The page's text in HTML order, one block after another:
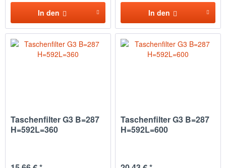
In den In den
Taschenfilter G3 B=287
H=592L=360
Taschenfilter G3 B=287
H=592L=600